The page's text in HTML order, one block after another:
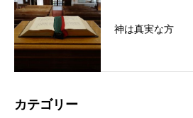
神は真実な方
カテゴリー